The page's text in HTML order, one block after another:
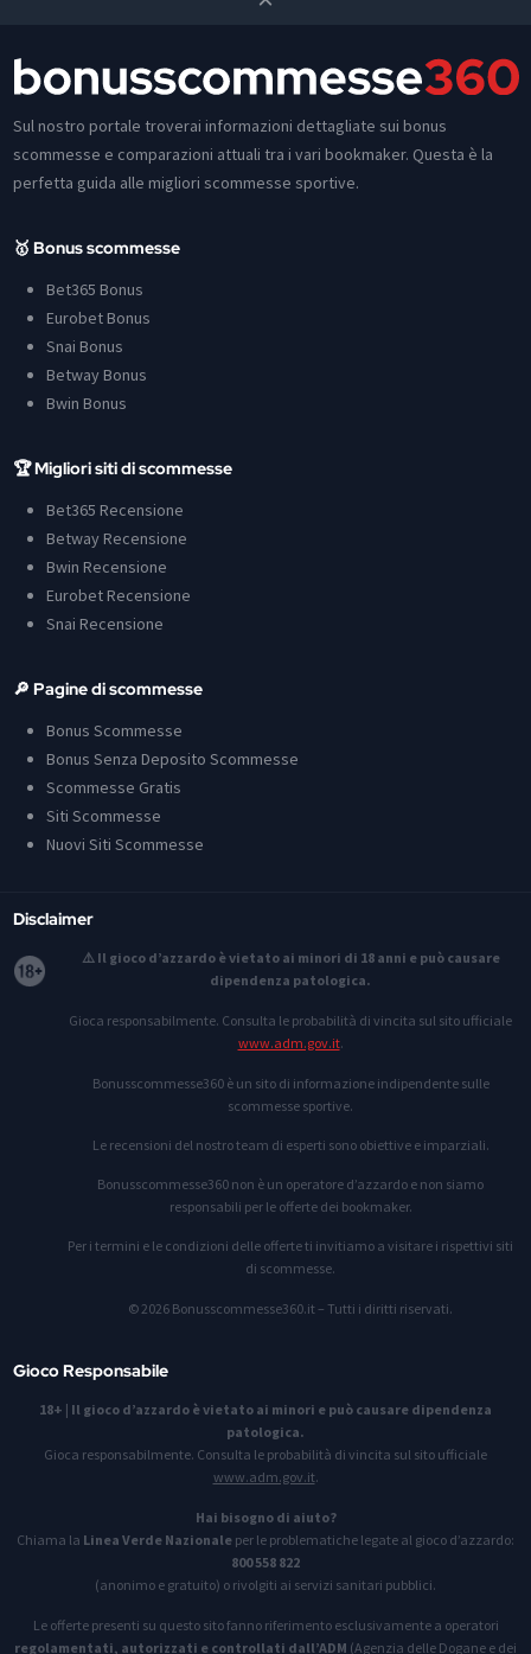
Sul nostro portale troverai informazioni dettagliate sui bonus
scommesse e comparazioni attuali tra i vari bookmaker. Questa è la
perfetta guida alle migliori scommesse sportive.
🥇 Bonus scommesse
Bet365 Bonus
Eurobet Bonus
Snai Bonus
Betway Bonus
Bwin Bonus
🏆 Migliori siti di scommesse
Bet365 Recensione
Betway Recensione
Bwin Recensione
Eurobet Recensione
Snai Recensione
🔎 Pagine di scommesse
Bonus Scommesse
Bonus Senza Deposito Scommesse
Scommesse Gratis
Siti Scommesse
Nuovi Siti Scommesse
Disclaimer
⚠️ Il gioco d’azzardo è vietato ai minori di 18 anni e può causare
dipendenza patologica.
Gioca responsabilmente. Consulta le probabilità di vincita sul sito ufficiale
www.adm.gov.it.
Bonusscommesse360 è un sito di informazione indipendente sulle
scommesse sportive.
Le recensioni del nostro team di esperti sono obiettive e imparziali.
Bonusscommesse360 non è un operatore d’azzardo e non siamo
responsabili per le offerte dei bookmaker.
Per i termini e le condizioni delle offerte ti invitiamo a visitare i rispettivi siti
di scommesse.
© 2026 Bonusscommesse360.it – Tutti i diritti riservati.
Gioco Responsabile
18+ | Il gioco d’azzardo è vietato ai minori e può causare dipendenza
patologica.
Gioca responsabilmente. Consulta le probabilità di vincita sul sito ufficiale
www.adm.gov.it.
Hai bisogno di aiuto?
Chiama la Linea Verde Nazionale per le problematiche legate al gioco d’azzardo:
800 558 822
(anonimo e gratuito) o rivolgiti ai servizi sanitari pubblici.
Le offerte presenti su questo sito fanno riferimento esclusivamente a operatori
regolamentati, autorizzati e controllati dall’ADM (Agenzia delle Dogane e dei